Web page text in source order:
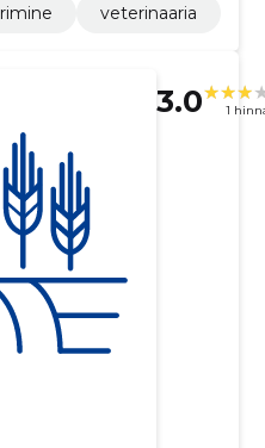
veterinaaria
3.0 1